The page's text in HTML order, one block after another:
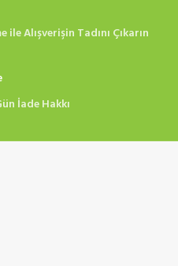
ile Alışverişin Tadını Çıkarın
İade Hakkı